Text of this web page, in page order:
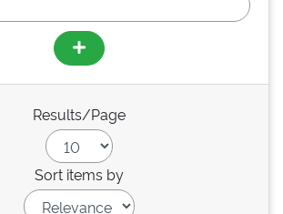
Results/Page
Sort items by